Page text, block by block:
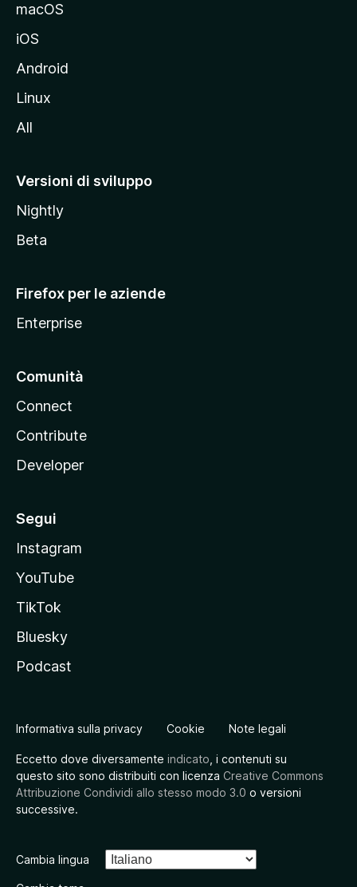
e
l
t
M
z
i
a
macOS
iOS
Android
Linux
All
Versioni di sviluppo
Nightly
Beta
Firefox per le aziende
Enterprise
Comunità
Connect
Contribute
Developer
Segui
Instagram
YouTube
TikTok
Bluesky
Podcast
Informativa sulla privacy Cookie Note legali
Eccetto dove diversamente indicato , i contenuti su
questo sito sono distribuiti con licenza Creative Commons
Attribuzione Condividi allo stesso modo 3.0 o versioni
successive.
Cambia lingua